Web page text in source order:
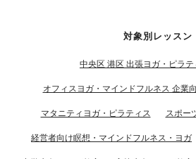
対象別レッスン
中央区 港区 出張ヨガ・ピラテ
オフィスヨガ・マインドフルネス 企業
マタニティヨガ・ピラティス スポー
経営者向け瞑想・マインドフルネス・ヨガ